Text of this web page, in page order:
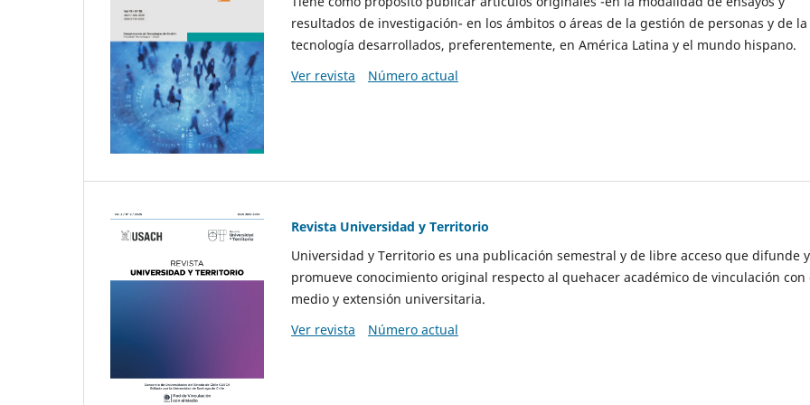
resultados de investigación- en los ámbitos o áreas de la gestión de personas y de la
tecnología desarrollados, preferentemente, en América Latina y el mundo hispano.
Ver revista
Número actual
Revista Universidad y Territorio
Universidad y Territorio es una publicación semestral y de libre acceso que difunde y
promueve conocimiento original respecto al quehacer académico de vinculación con
medio y extensión universitaria.
Ver revista
Número actual